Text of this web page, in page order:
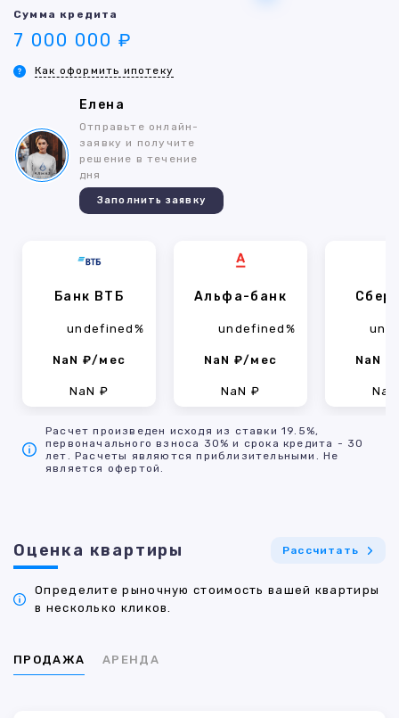
Сумма кредита
7 000 000 ₽
Как оформить ипотеку
Елена
Отправьте онлайн-
заявку и получите
решение в течение
дня
Заполнить заявку
Банк ВТБ
undefined%
NaN ₽/мес
NaN ₽
Альфа-банк
undefined%
NaN ₽/мес
NaN ₽
NaN
Расчет произведен исходя из ставки 19.5%,
первоначального взноса 30% и срока кредита - 30
лет. Расчеты являются приблизительными. Не
является офертой.
Оценка квартиры Рассчитать
Определите рыночную стоимость вашей квартиры
в несколько кликов.
ПРОДАЖА АРЕНДА